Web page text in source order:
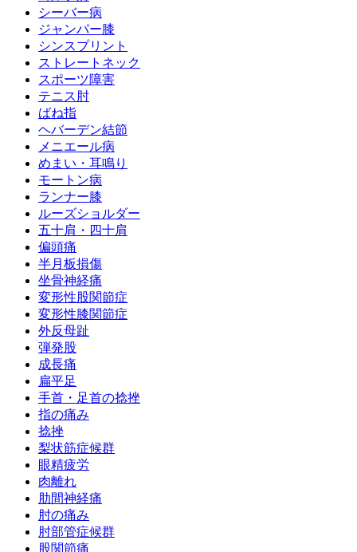
シーバー病
ジャンパー膝
シンスプリント
ストレートネック
スポーツ障害
テニス肘
ばね指
ヘバーデン結節
メニエール病
めまい・耳鳴り
モートン病
ランナー膝
ルーズショルダー
五十肩・四十肩
偏頭痛
半月板損傷
坐骨神経痛
変形性股関節症
変形性膝関節症
外反母趾
弾発股
成長痛
扁平足
手首・足首の捻挫
指の痛み
捻挫
梨状筋症候群
眼精疲労
肉離れ
肋間神経痛
肘の痛み
肘部管症候群
股関節痛